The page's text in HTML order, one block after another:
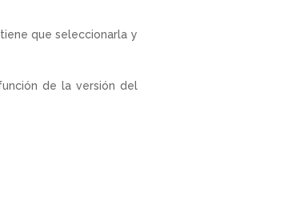
que seleccionarla y
de la versión del